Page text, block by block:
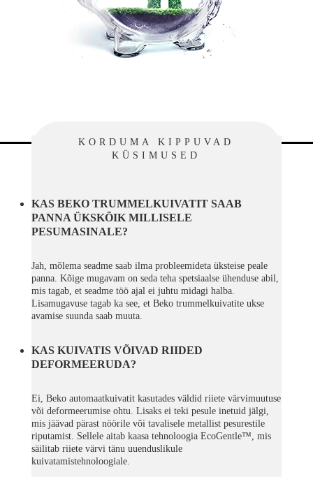
KORDUMA KIPPUVAD
KÜSIMUSED
KAS BEKO TRUMMELKUIVATIT SAAB
PANNA ÜKSKÕIK MILLISELE
PESUMASINALE?
Jah, mõlema seadme saab ilma probleemideta üksteise peale
panna. Kõige mugavam on seda teha spetsiaalse ühenduse abil,
mis tagab, et seadme töö ajal ei juhtu midagi halba.
Lisamugavuse tagab ka see, et Beko trummelkuivatite ukse
avamise suunda saab muuta.
KAS KUIVATIS VÕIVAD RIIDED
DEFORMEERUDA?
Ei, Beko automaatkuivatit kasutades väldid riiete värvimuutuse
või deformeerumise ohtu. Lisaks ei teki pesule inetuid jälgi,
mis jäävad pärast nöörile või tavalisele metallist pesurestile
riputamist. Sellele aitab kaasa tehnoloogia EcoGentle™, mis
säilitab riiete värvi tänu uuenduslikule
kuivatamistehnoloogiale.